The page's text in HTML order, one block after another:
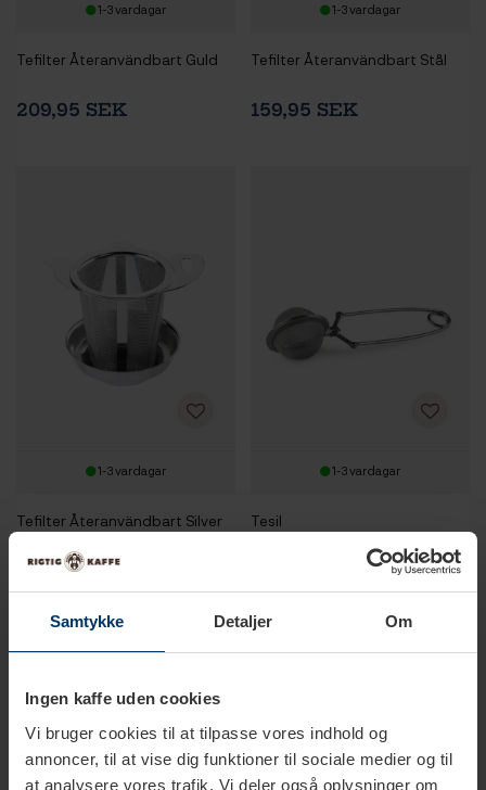
Samtykke Detaljer Om
Ingen kaffe uden cookies
Vi bruger cookies til at tilpasse vores indhold og
annoncer, til at vise dig funktioner til sociale medier og til
at analysere vores trafik. Vi deler også oplysninger om
1-3 vardagar
Tefilter Återanvändbart Guld
209,95 SEK
1-3 vardagar
Tefilter Återanvändbart Stål
159,95 SEK
1-3 vardagar
Tefilter Återanvändbart Silver
159,95 SEK
1-3 vardagar
Tesil